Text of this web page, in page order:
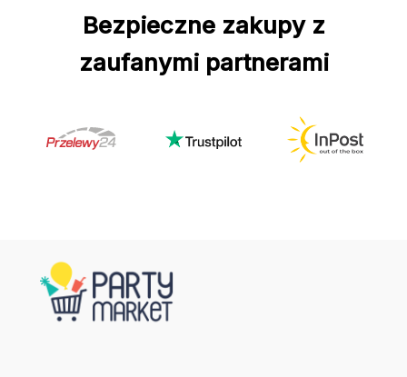
Bezpieczne zakupy z
zaufanymi partnerami